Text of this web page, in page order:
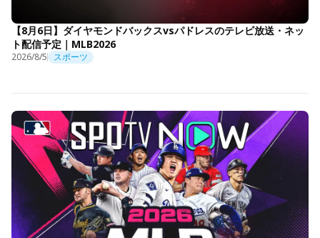
【8月6日】ダイヤモンドバックスvsパドレスのテレビ放送・ネッ
ト配信予定｜MLB2026
2026/8/5 スポーツ